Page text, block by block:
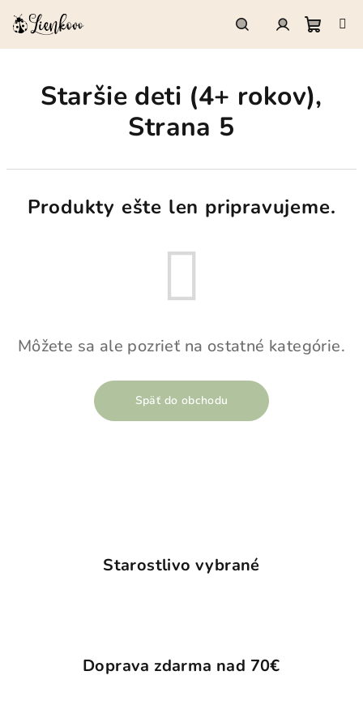
HľadaťPrihlásenie
košík
Staršie deti (4+ rokov),
Strana 5
Produkty ešte len pripravujeme.
Môžete sa ale pozrieť na ostatné kategórie.
Späť do obchodu
Starostlivo vybrané
Doprava zdarma nad 70€